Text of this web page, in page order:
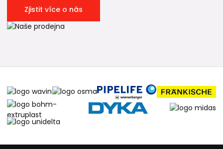
Zjistit více o nás